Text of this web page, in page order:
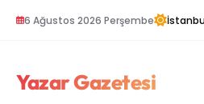
6 Ağustos 2026 Perşembe
Yazar Gazetesi